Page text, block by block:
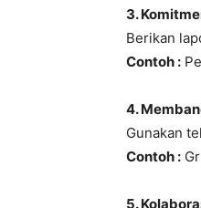
3.
Berikan
Contoh :
4.
Gunakan
Contoh :
5.